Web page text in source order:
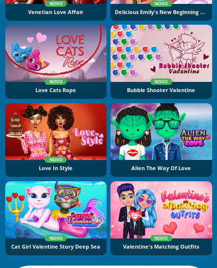
NOVO
Venetian Love Affair
NOVO
Delicious Emily's New Beginning Valentine's Edition
NOVO
Love Cats Rope
NOVO
Bubble Shooter Valentine
NOVO
Love In Style Alien The Way Of Love
NOVO
Cat Girl Valentine Story Deep Sea
NOVO
Valentine's Matching Outfits